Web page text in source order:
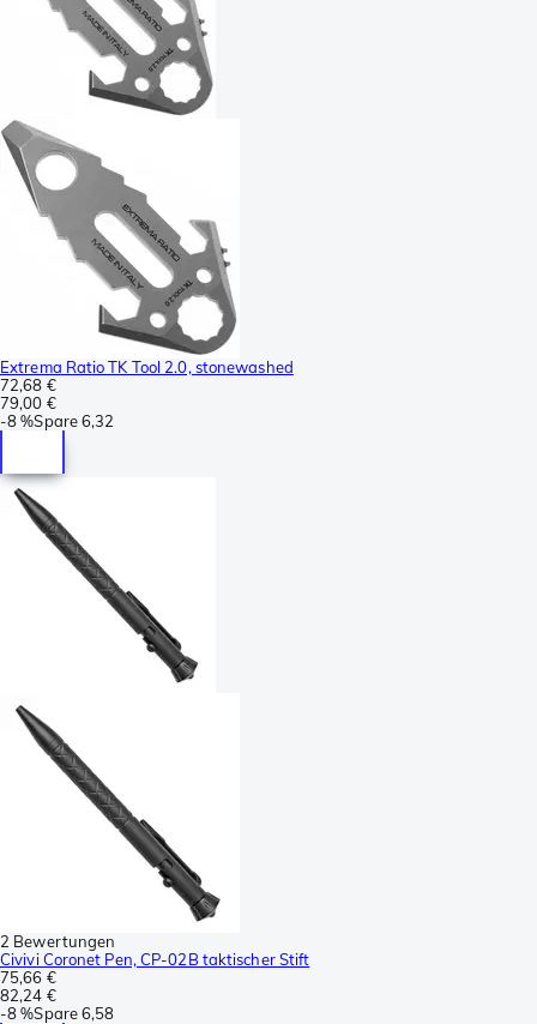
Extrema Ratio TK Tool 2.0, stonewashed
72,68 €
79,00 €
-8 %Spare6,32
2 Bewertungen
Civivi Coronet Pen, CP-02B taktischer Stift
75,66 €
82,24 €
-8 %Spare6,58